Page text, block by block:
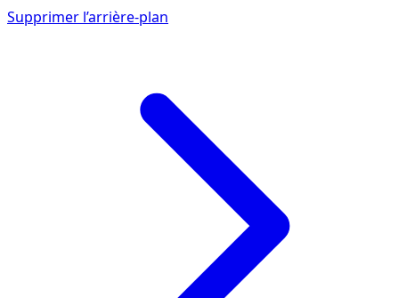
Supprimer l’arrière-plan